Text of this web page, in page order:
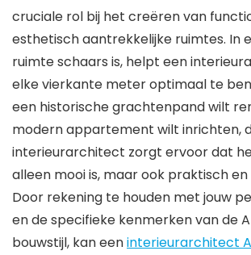
cruciale rol bij het creëren van
esthetisch aantrekkelijke ruimtes. In
ruimte schaars is, helpt een
elke vierkante meter optimaal te
een historische grachtenpand wilt
modern appartement wilt inrichten,
interieurarchitect zorgt ervoor dat
alleen mooi is, maar ook praktisch en
Door rekening te houden met jouw
en de specifieke kenmerken van de
bouwstijl, kan eeninterieurarchitect